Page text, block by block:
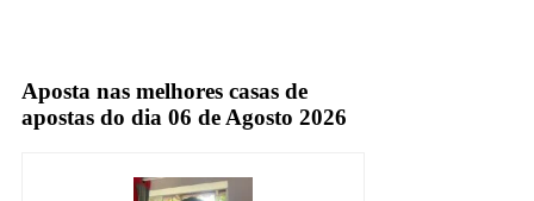
Aposta nas melhores casas de
apostas do dia 06 de Agosto 2026